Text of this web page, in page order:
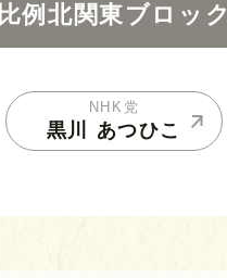
比例北関東ブロック
NHK党
黒川 あつひこ